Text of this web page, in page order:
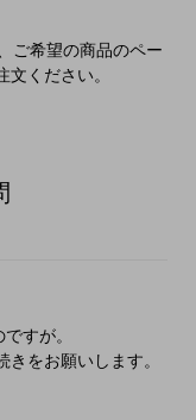
ご希望の商品のペー
ください。
すが。
をお願いします。